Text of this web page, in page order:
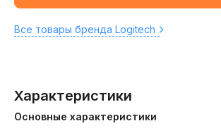
Все товары бренда Logitech
Характеристики
Основные характеристики